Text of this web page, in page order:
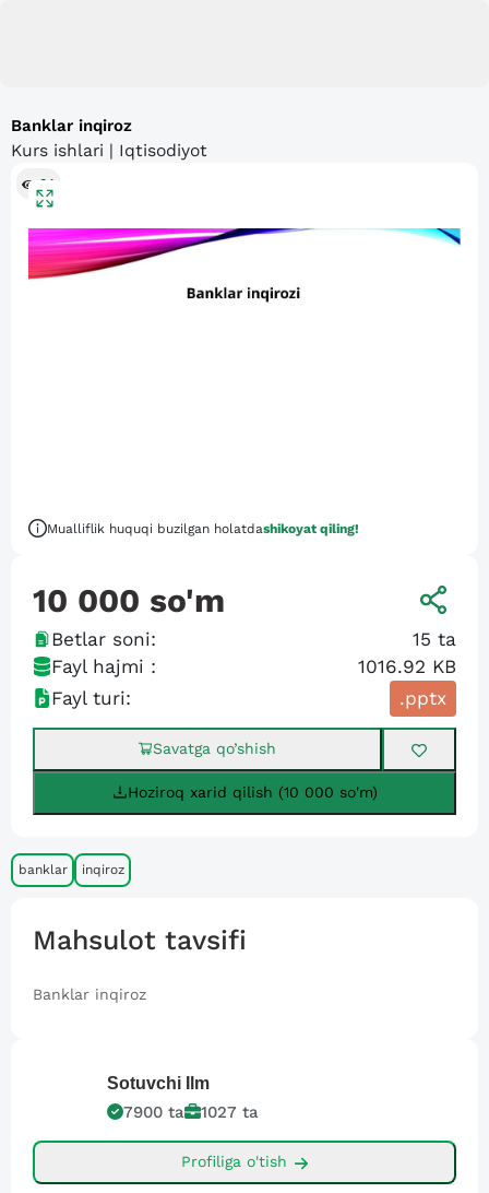
Banklar inqiroz
Kurs ishlari | Iqtisodiyot
84
Mualliflik huquqi buzilgan holatdashikoyat qiling!
10 000 so'm
Betlar soni: 15 ta
Fayl hajmi :
1016.92 KB
Fayl turi:
.pptx
Savatga qo’shish
Hoziroq xarid qilish (10 000 so'm)
banklar inqiroz
Mahsulot tavsifi
Banklar inqiroz
Sotuvchi Ilm
7900 ta 1027 ta
Profiliga o'tish